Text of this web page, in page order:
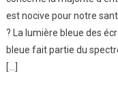
est nocive pour notre
? La lumière bleue des
bleue fait partie du
[…]